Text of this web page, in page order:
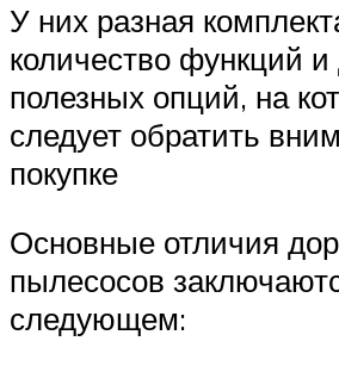
У них разная
количество функций и
полезных опций, на
следует обратить
покупке
Основные отличия
пылесосов
следующем: